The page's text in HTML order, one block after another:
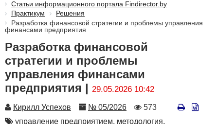
Статьи информационного портала Findirector.by
Практикум
Решения
Разработка финансовой стратегии и проблемы управления
финансами предприятия
Разработка финансовой
стратегии и проблемы
управления финансами
предприятия | 29.05.2026 10:42
Автор
Кирилл Успехов Номер
№ 05/2026
Количество
573
Автор
управление предприятием, методология,